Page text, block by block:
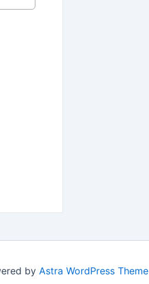
by Astra WordPress Theme